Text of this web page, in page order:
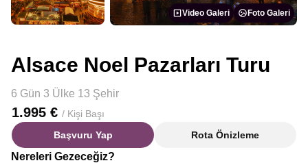
Video Galeri Foto Galeri
Alsace Noel Pazarları Turu
6 Gün 3 Ülke 13 Şehir
1.995 € / Kişi Başı
Başvuru Yap
Rota Önizleme
Nereleri Gezeceğiz?